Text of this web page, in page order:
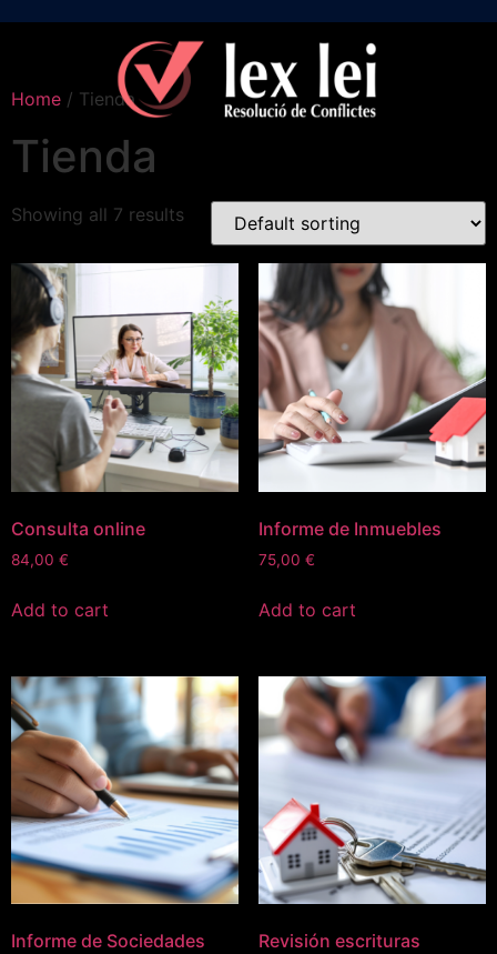
Home / Tienda
Tienda
Showing all 7 results
Consulta online
84,00 €
Add to cart
Informe de Inmuebles
75,00 €
Add to cart
Informe de Sociedades Revisión escrituras